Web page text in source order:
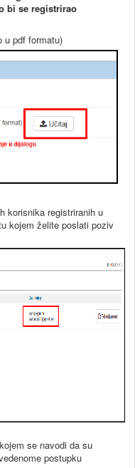
bi se registrirao
u pdf formatu)
korisnika registriranih u
kojem želite poslati poziv
se navodi da su
postupku